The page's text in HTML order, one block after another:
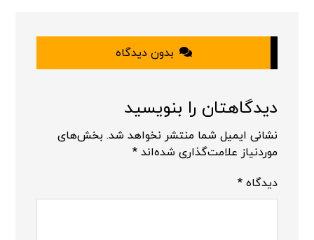
بدون دیدگاه
دیدگاهتان را بنویسید
نشانی ایمیل شما منتشر نخواهد شد. بخش‌های
موردنیاز علامت‌گذاری شده‌اند*
دیدگاه*